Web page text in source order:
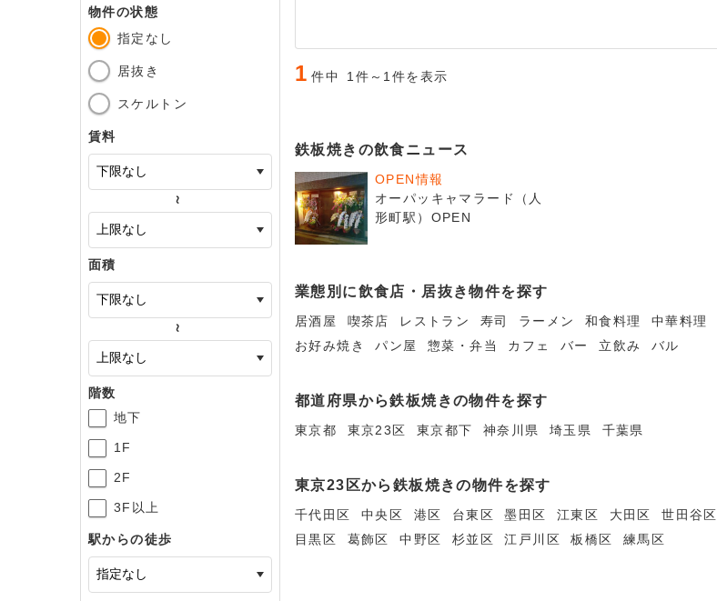
物件の状態
指定なし
居抜き
スケルトン
賃料
～
面積
～
階数
地下
1F
2F
3F以上
駅からの徒歩
1 件中 1件～1件を表示
鉄板焼きの飲食ニュース
OPEN情報
オーパッキャマラード（人
形町駅）OPEN
業態別に飲食店・居抜き物件を探す
居酒屋 喫茶店 レストラン 寿司 ラーメン 和食料理 中華料理
お好み焼き
パン屋 惣菜・弁当 カフェ バー 立飲み バル
都道府県から鉄板焼きの物件を探す
東京都 東京23区 東京都下 神奈川県 埼玉県 千葉県
東京23区から鉄板焼きの物件を探す
千代田区 中央区 港区 台東区 墨田区 江東区 大田区 世田谷区
目黒区
葛飾区 中野区 杉並区 江戸川区 板橋区 練馬区